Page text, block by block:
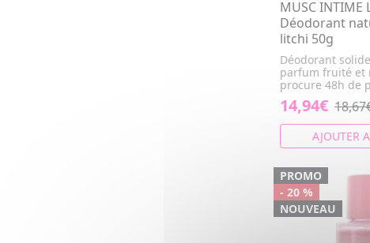
MUSC INTIME
Déodorant
litchi 50g
Déodorant
parfum fruité et
procure 48h de
14,94€
AJOUTER
PROMO
- 20 %
NOUVEAU